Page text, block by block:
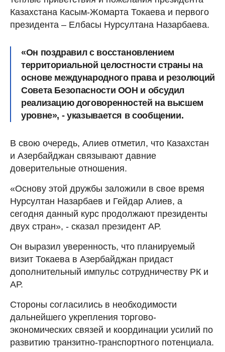
Казахстана Касым-Жомарта Токаева и первого
президента – Елбасы Нурсултана Назарбаева.
«Он поздравил с восстановлением
территориальной целостности страны на
основе международного права и резолюций
Совета Безопасности ООН и обсудил
реализацию договоренностей на высшем
уровне», - указывается в сообщении.
В свою очередь, Алиев отметил, что Казахстан
и Азербайджан связывают давние
доверительные отношения.
«Основу этой дружбы заложили в свое время
Нурсултан Назарбаев и Гейдар Алиев, а
сегодня данный курс продолжают президенты
двух стран», - сказал президент АР.
Он выразил уверенность, что планируемый
визит Токаева в Азербайджан придаст
дополнительный импульс сотрудничеству РК и
АР.
Стороны согласились в необходимости
дальнейшего укрепления торгово-
экономических связей и координации усилий по
развитию транзитно-транспортного потенциала.